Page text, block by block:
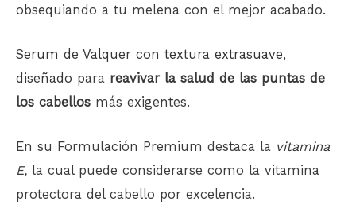
obsequiando a tu melena con el mejor acabado.
Serum de Valquer con textura extrasuave,
diseñado para reavivar la salud de las puntas de
los cabellos más exigentes.
En su Formulación Premium destaca la vitamina
E, la cual puede considerarse como la vitamina
protectora del cabello por excelencia.